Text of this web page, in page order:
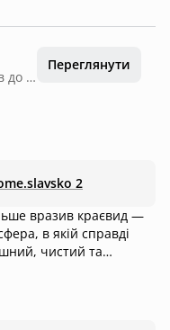
Повне повернення: за 14 днів до дати заїзду
Переглянути
2
вразив краєвид —
в якій справді
чистий та
проживання.
добре доглядають.
— дуже привітна,
зв'язку та готова